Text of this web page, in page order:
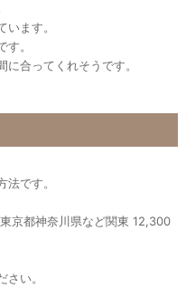
ます。
。
合ってくれそうです。
です。
京都神奈川県など関東 12,300
さい。